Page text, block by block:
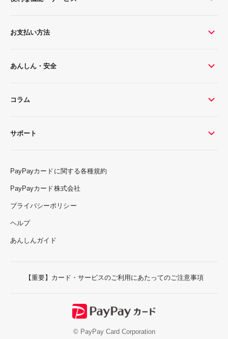
お支払い方法
あんしん・安全
コラム
サポート
PayPayカードに関する各種規約
PayPayカード株式会社
プライバシーポリシー
ヘルプ
あんしんガイド
【重要】カード・サービスのご利用にあたってのご注意事項
© PayPay Card Corporation